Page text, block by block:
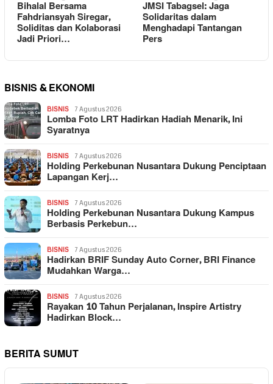
Bihalal Bersama
Fahdriansyah Siregar,
Soliditas dan Kolaborasi
Jadi Priori…
JMSI Tabagsel: Jaga
Solidaritas dalam
Menghadapi Tantangan
Pers
BISNIS & EKONOMI
BISNIS 7 Agustus 2026
Lomba Foto LRT Hadirkan Hadiah Menarik, Ini
Syaratnya
BISNIS 7 Agustus 2026
Holding Perkebunan Nusantara Dukung Penciptaan
Lapangan Kerj…
BISNIS 7 Agustus 2026
Holding Perkebunan Nusantara Dukung Kampus
Berbasis Perkebun…
BISNIS 7 Agustus 2026
Hadirkan BRIF Sunday Auto Corner, BRI Finance
Mudahkan Warga…
BISNIS 7 Agustus 2026
Rayakan 10 Tahun Perjalanan, Inspire Artistry
Hadirkan Block…
BERITA SUMUT